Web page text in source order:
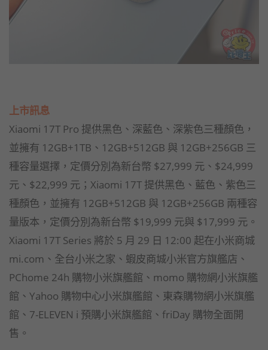
上市訊息
Xiaomi 17T Pro 提供黑色、深藍色、深紫色三種顏色，
並擁有 12GB+1TB、12GB+512GB 與 12GB+256GB 三
種容量選擇，定價分別為新台幣 $27,999 元、$24,999
元、$22,999 元；Xiaomi 17T 提供黑色、藍色、紫色三
種顏色，並擁有 12GB+512GB 與 12GB+256GB 兩種容
量版本，定價分別為新台幣 $19,999 元與 $17,999 元。
Xiaomi 17T Series 將於 5 月 29 日 12:00 起在小米商城
mi.com、全台小米之家、蝦皮商城小米官方旗艦店、
PChome 24h 購物小米旗艦館、momo 購物網小米旗艦
館、Yahoo 購物中心小米旗艦館、東森購物網小米旗艦
館、7-ELEVEN i 預購小米旗艦館、friDay 購物全面開
售。